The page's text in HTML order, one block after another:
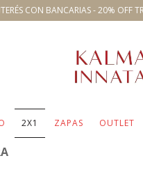
CON BANCARIAS - 20% OFF
2X1 ZAPAS OUTLET